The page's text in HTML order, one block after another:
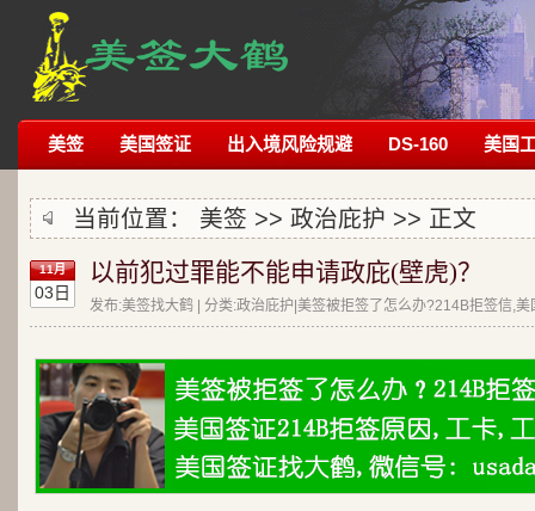
美签 美国签证 出入境风险规避 DS-160 美国
当前位置： 美签 >> 政治庇护 >> 正文
11月
03日
以前犯过罪能不能申请政庇(壁虎)？
发布:美签找大鹤 | 分类:政治庇护|美签被拒签了怎么办?214B拒签信,